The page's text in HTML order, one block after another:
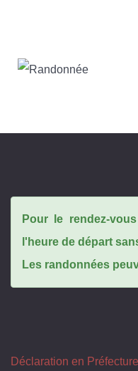
Pour le rendez-
l'heure de départ
Les randonnées
Déclaration en Préfecture